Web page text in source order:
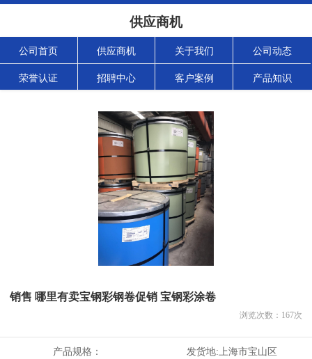
供应商机
公司首页 供应商机 关于我们 公司动态
荣誉认证 招聘中心 客户案例 产品知识
销售 哪里有卖宝钢彩钢卷促销 宝钢彩涂卷
浏览次数： 167次
产品规格： 发货地: 上海市宝山区